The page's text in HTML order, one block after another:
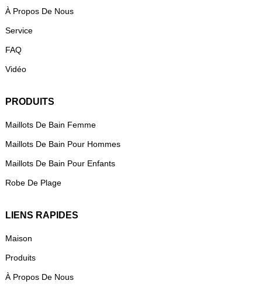
À Propos De Nous
Service
FAQ
Vidéo
PRODUITS
Maillots De Bain Femme
Maillots De Bain Pour Hommes
Maillots De Bain Pour Enfants
Robe De Plage
LIENS RAPIDES
Maison
Produits
À Propos De Nous